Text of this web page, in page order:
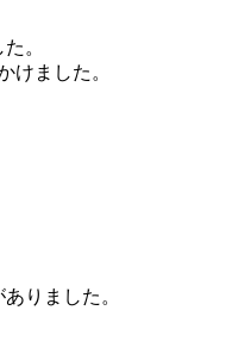
。
けました。
りました。